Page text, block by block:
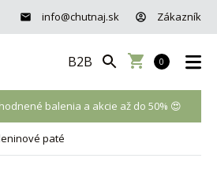
info@chutnaj.sk Zákazník
B2B 0
balenia a akcie až do 50% 😍
paté